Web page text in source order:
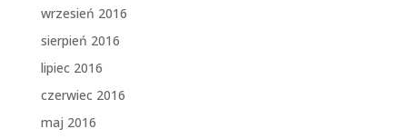
wrzesień 2016
sierpień 2016
lipiec 2016
czerwiec 2016
maj 2016